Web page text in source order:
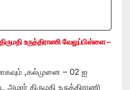
உருத்திராணி வேலுப்பிள்ளை –
,கல்முனை – 02 ஐ
திருமதி உருத்திராணி